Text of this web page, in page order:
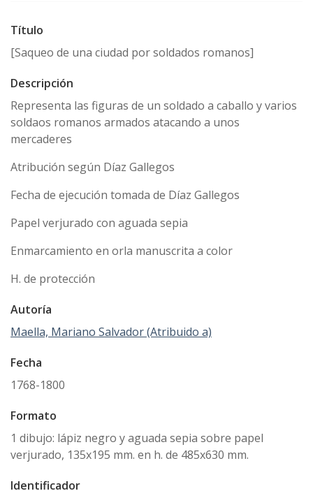
Título
[Saqueo de una ciudad por soldados romanos]
Descripción
Representa las figuras de un soldado a caballo y varios
soldaos romanos armados atacando a unos
mercaderes
Atribución según Díaz Gallegos
Fecha de ejecución tomada de Díaz Gallegos
Papel verjurado con aguada sepia
Enmarcamiento en orla manuscrita a color
H. de protección
Autoría
Maella, Mariano Salvador (Atribuido a)
Fecha
1768-1800
Formato
1 dibujo: lápiz negro y aguada sepia sobre papel
verjurado, 135x195 mm. en h. de 485x630 mm.
Identificador